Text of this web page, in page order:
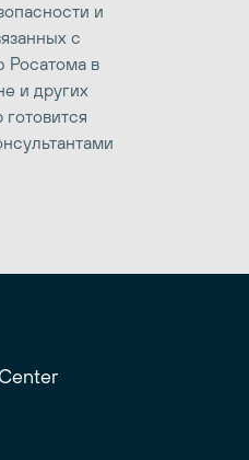
и
с
Росатома в
и других